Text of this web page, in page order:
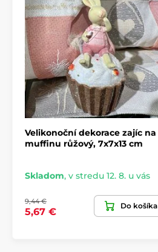
Velikonoční dekorace zajíc na
muffinu růžový, 7x7x13 cm
Skladom, v stredu 12. 8. u vás
9,44 €
5,67 €
Do košíka